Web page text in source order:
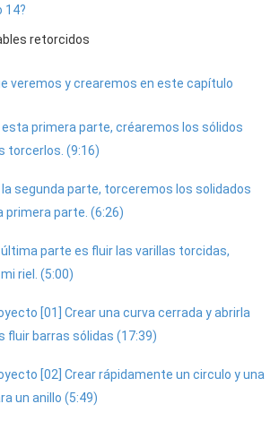
14?
retorcidos
veremos y crearemos en este capítulo
esta primera parte, créaremos los sólidos
torcerlos. (9:16)
la segunda parte, torceremos los solidados
primera parte. (6:26)
última parte es fluir las varillas torcidas,
riel. (5:00)
[01] Crear una curva cerrada y abrirla
fluir barras sólidas (17:39)
[02] Crear rápidamente un circulo y una
un anillo (5:49)